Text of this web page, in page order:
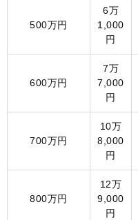
500万円
6万
1,000
円
600万円
7万
7,000
円
700万円
10万
8,000
円
800万円
12万
9,000
円